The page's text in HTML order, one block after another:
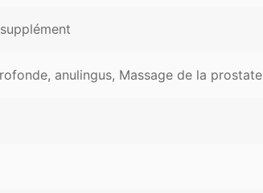
anulingus, Massage de la prostate